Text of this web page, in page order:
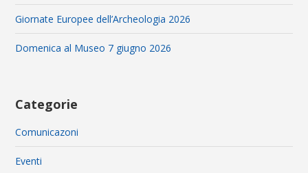
Giornate Europee dell’Archeologia 2026
Domenica al Museo 7 giugno 2026
Categorie
Comunicazoni
Eventi